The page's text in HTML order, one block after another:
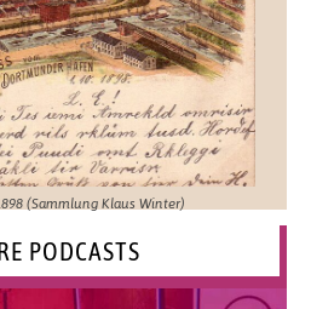
(Sammlung Klaus Winter)
PODCASTS